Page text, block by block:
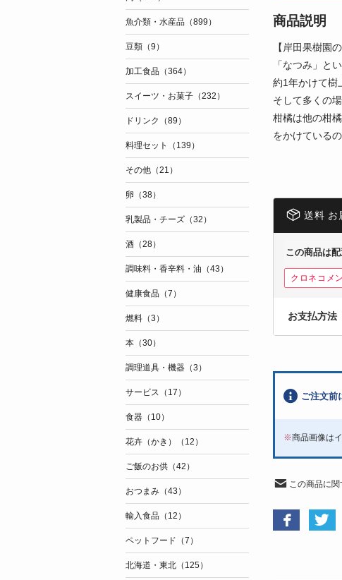
商品説明
【岸田果樹園
「なつみ」と
約1年かけて樹
そして多くの
柑橘は他の柑
をかけている
送料 お
この商品は
クロネコメ
お支払方法
ご注文前
※商品画像は
この商品に関
魚介類・水産品（899）
豆類（9）
加工食品（364）
スイーツ・お菓子（232）
ドリンク（89）
料理セット（139）
その他（21）
卵（38）
乳製品・チーズ（32）
酒（28）
調味料・香辛料・油（43）
健康食品（7）
燃料（3）
本（30）
調理道具・機器（3）
サービス（17）
食器（10）
花卉（かき）（12）
ご飯のお供（42）
おつまみ（43）
輸入食品（12）
ペットフード（7）
北海道・東北（125）